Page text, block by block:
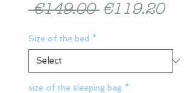
€149.00 Regular
€119.20Sale
Size of the bed *
size of the sleeping bag *